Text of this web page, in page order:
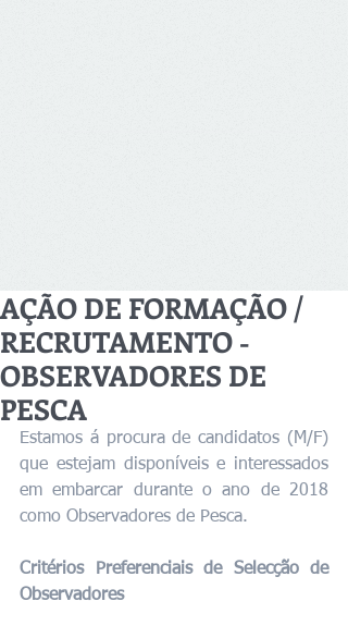
AÇÃO DE FORMAÇÃO /
RECRUTAMENTO -
OBSERVADORES DE
PESCA
Estamos á procura de candidatos (M/F)
que estejam disponíveis e interessados
em embarcar durante o ano de 2018
como Observadores de Pesca.
Critérios Preferenciais de Selecção de
Observadores